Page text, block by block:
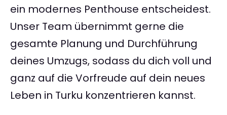
ein modernes Penthouse entscheidest.
Unser Team übernimmt gerne die
gesamte Planung und Durchführung
deines Umzugs, sodass du dich voll und
ganz auf die Vorfreude auf dein neues
Leben in Turku konzentrieren kannst.